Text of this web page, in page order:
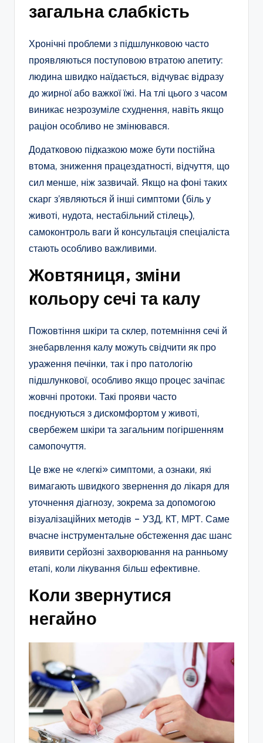
загальна слабкість
Хронічні проблеми з підшлунковою часто
проявляються поступовою втратою апетиту:
людина швидко наїдається, відчуває відразу
до жирної або важкої їжі. На тлі цього з часом
виникає незрозуміле схуднення, навіть якщо
раціон особливо не змінювався.​
Додатковою підказкою може бути постійна
втома, зниження працездатності, відчуття, що
сил менше, ніж зазвичай. Якщо на фоні таких
скарг з’являються й інші симптоми (біль у
животі, нудота, нестабільний стілець),
самоконтроль ваги й консультація спеціаліста
стають особливо важливими.​
Жовтяниця, зміни
кольору сечі та калу
Пожовтіння шкіри та склер, потемніння сечі й
знебарвлення калу можуть свідчити як про
ураження печінки, так і про патологію
підшлункової, особливо якщо процес зачіпає
жовчні протоки. Такі прояви часто
поєднуються з дискомфортом у животі,
свербежем шкіри та загальним погіршенням
самопочуття.​
Це вже не «легкі» симптоми, а ознаки, які
вимагають швидкого звернення до лікаря для
уточнення діагнозу, зокрема за допомогою
візуалізаційних методів – УЗД, КТ, МРТ. Саме
вчасне інструментальне обстеження дає шанс
виявити серйозні захворювання на ранньому
етапі, коли лікування більш ефективне.​
Коли звернутися
негайно